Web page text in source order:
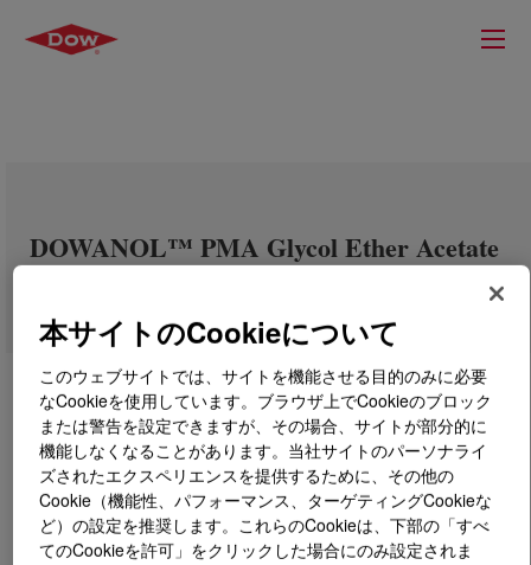
DOWANOL™ PMA Glycol Ether Acetate
STD Electronics Grade
本サイトのCookieについて
このウェブサイトでは、サイトを機能させる目的のみに必要
なCookieを使用しています。ブラウザ上でCookieのブロック
または警告を設定できますが、その場合、サイトが部分的に
機能しなくなることがあります。当社サイトのパーソナライ
ズされたエクスペリエンスを提供するために、その他の
Cookie（機能性、パフォーマンス、ターゲティングCookieな
ど）の設定を推奨します。これらのCookieは、下部の「すべ
てのCookieを許可」をクリックした場合にのみ設定されま